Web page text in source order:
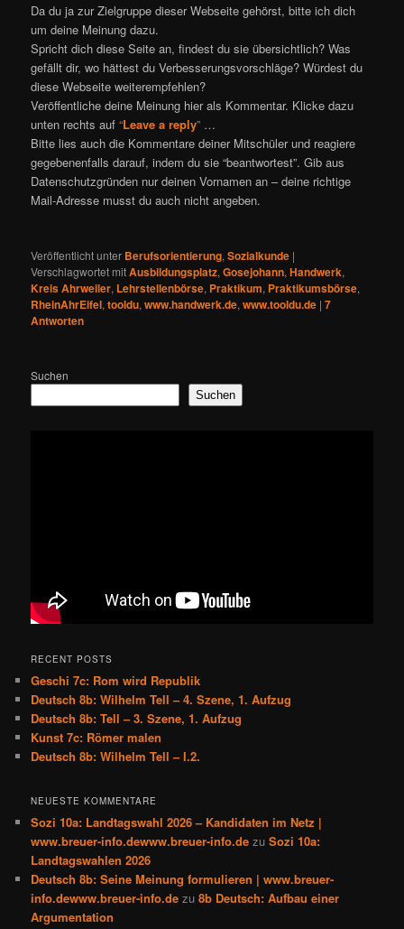
Da du ja zur Zielgruppe dieser Webseite gehörst, bitte ich dich
um deine Meinung dazu.
Spricht dich diese Seite an, findest du sie übersichtlich? Was
gefällt dir, wo hättest du Verbesserungsvorschläge? Würdest du
diese Webseite weiterempfehlen?
Veröffentliche deine Meinung hier als Kommentar. Klicke dazu
unten rechts auf“Leave a reply” …
Bitte lies auch die Kommentare deiner Mitschüler und reagiere
gegebenenfalls darauf, indem du sie “beantwortest”. Gib aus
Datenschutzgründen nur deinen Vornamen an – deine richtige
Mail-Adresse musst du auch nicht angeben.
Veröffentlicht unter Berufsorientierung,Sozialkunde |
Verschlagwortet mitAusbildungsplatz,Gosejohann,Handwerk,
Kreis Ahrweiler, Lehrstellenbörse, Praktikum, Praktikumsbörse,
RheinAhrEifel,tooldu,www.handwerk.de,www.tooldu.de |7
Antworten
Suchen
Suchen
RECENT POSTS
Geschi 7c: Rom wird Republik
Deutsch 8b: Wilhelm Tell – 4. Szene, 1. Aufzug
Deutsch 8b: Tell – 3. Szene, 1. Aufzug
Kunst 7c: Römer malen
Deutsch 8b: Wilhelm Tell – I.2.
NEUESTE KOMMENTARE
Sozi 10a: Landtagswahl 2026 – Kandidaten im Netz |
www.breuer-info.dewww.breuer-info.de zuSozi 10a:
Landtagswahlen 2026
Deutsch 8b: Seine Meinung formulieren | www.breuer-
info.dewww.breuer-info.de zu8b Deutsch: Aufbau einer
Argumentation